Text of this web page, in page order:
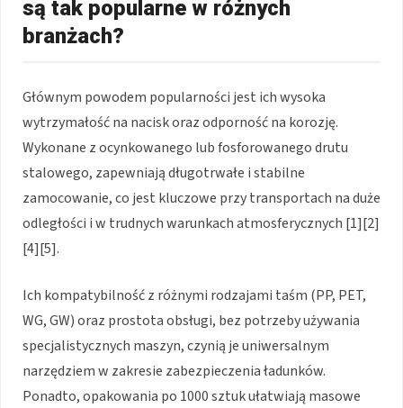
są tak popularne w różnych
branżach?
Głównym powodem popularności jest ich wysoka
wytrzymałość na nacisk oraz odporność na korozję.
Wykonane z ocynkowanego lub fosforowanego drutu
stalowego, zapewniają długotrwałe i stabilne
zamocowanie, co jest kluczowe przy transportach na duże
odległości i w trudnych warunkach atmosferycznych [1][2]
[4][5].
Ich kompatybilność z różnymi rodzajami taśm (PP, PET,
WG, GW) oraz prostota obsługi, bez potrzeby używania
specjalistycznych maszyn, czynią je uniwersalnym
narzędziem w zakresie zabezpieczenia ładunków.
Ponadto, opakowania po 1000 sztuk ułatwiają masowe